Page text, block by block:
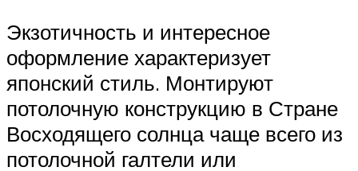
Экзотичность и интересное
оформление характеризует
японский стиль. Монтируют
потолочную конструкцию в Стране
Восходящего солнца чаще всего из
потолочной галтели или